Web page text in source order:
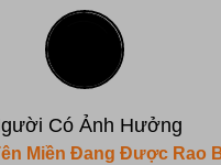
Có Ảnh Hưởng
Miền Đang Được Rao